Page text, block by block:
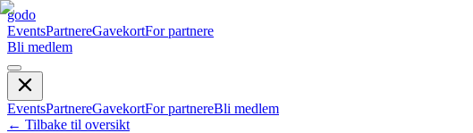
godo
EventsPartnereGavekortFor partnere
Bli medlem
EventsPartnereGavekortFor partnereBli medlem
← Tilbake til oversikt